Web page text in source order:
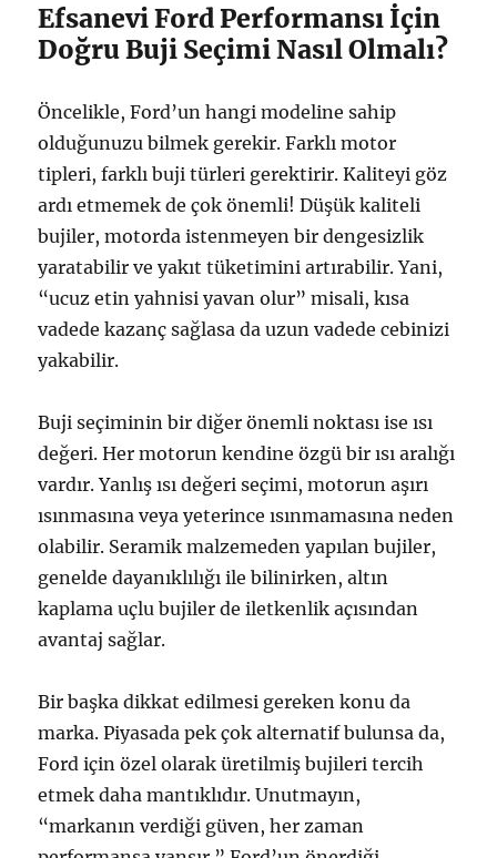
Efsanevi Ford Performansı İçin
Doğru Buji Seçimi Nasıl Olmalı?
Öncelikle, Ford’un hangi modeline sahip
olduğunuzu bilmek gerekir. Farklı motor
tipleri, farklı buji türleri gerektirir. Kaliteyi göz
ardı etmemek de çok önemli! Düşük kaliteli
bujiler, motorda istenmeyen bir dengesizlik
yaratabilir ve yakıt tüketimini artırabilir. Yani,
“ucuz etin yahnisi yavan olur” misali, kısa
vadede kazanç sağlasa da uzun vadede cebinizi
yakabilir.
Buji seçiminin bir diğer önemli noktası ise ısı
değeri. Her motorun kendine özgü bir ısı aralığı
vardır. Yanlış ısı değeri seçimi, motorun aşırı
ısınmasına veya yeterince ısınmamasına neden
olabilir. Seramik malzemeden yapılan bujiler,
genelde dayanıklılığı ile bilinirken, altın
kaplama uçlu bujiler de iletkenlik açısından
avantaj sağlar.
Bir başka dikkat edilmesi gereken konu da
marka. Piyasada pek çok alternatif bulunsa da,
Ford için özel olarak üretilmiş bujileri tercih
etmek daha mantıklıdır. Unutmayın,
“markanın verdiği güven, her zaman